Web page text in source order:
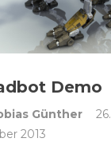
Demo
Günther
26.
2013